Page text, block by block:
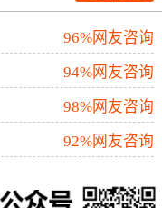
96%网友咨询
94%网友咨询
98%网友咨询
92%网友咨询